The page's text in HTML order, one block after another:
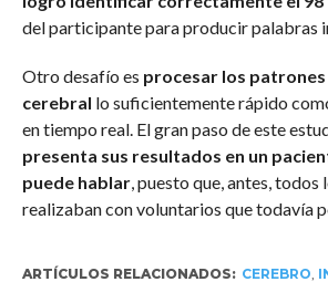
del participante para producir palabras
Otro desafío es procesar los
cerebral lo suficientemente rápido
en tiempo real. El gran paso de este
presenta sus resultados en un
puede hablar, puesto que, antes, todos
realizaban con voluntarios que todavía
ARTÍCULOS RELACIONADOS: CEREBRO